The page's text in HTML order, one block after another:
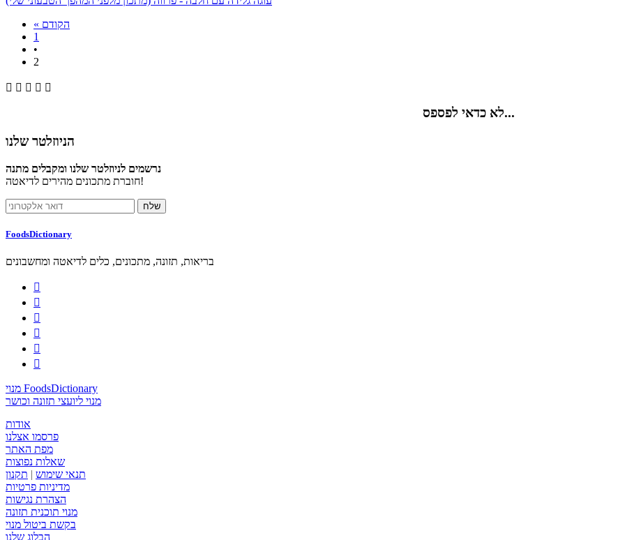
« הקודם
1
•
2
    
לא כדאי לפספס...
הניוזלטר שלנו
נרשמים לניוזלטר שלנו ומקבלים מתנה
חוברת מתכונים מהירים לדיאטה!
FoodsDictionary
בריאות, תזונה, מתכונים, כלים לדיאטה ומחשבונים






מנוי FoodsDictionary
מנוי ליועצי תזונה וכושר
אודות
פרסמו אצלנו
מפת האתר
שאלות נפוצות
תנאי שימוש | תקנון
מדיניות פרטיות
הצהרת נגישות
מנוי תוכנית תזונה
בקשת ביטול מנוי
הבלוג שלנו